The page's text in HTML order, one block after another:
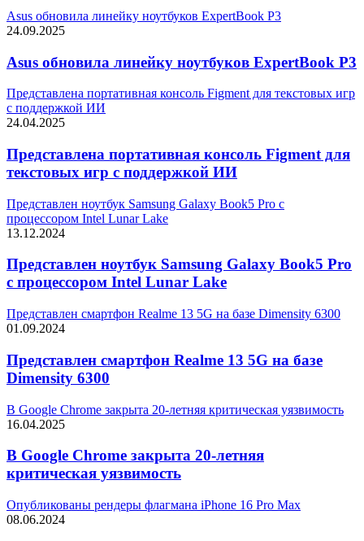
Asus обновила линейку ноутбуков ExpertBook P3
24.09.2025
Asus обновила линейку ноутбуков ExpertBook P3
Представлена портативная консоль Figment для текстовых игр
с поддержкой ИИ
24.04.2025
Представлена портативная консоль Figment для
текстовых игр с поддержкой ИИ
Представлен ноутбук Samsung Galaxy Book5 Pro с
процессором Intel Lunar Lake
13.12.2024
Представлен ноутбук Samsung Galaxy Book5 Pro
с процессором Intel Lunar Lake
Представлен смартфон Realme 13 5G на базе Dimensity 6300
01.09.2024
Представлен смартфон Realme 13 5G на базе
Dimensity 6300
В Google Chrome закрыта 20-летняя критическая уязвимость
16.04.2025
В Google Chrome закрыта 20-летняя
критическая уязвимость
Опубликованы рендеры флагмана iPhone 16 Pro Max
08.06.2024